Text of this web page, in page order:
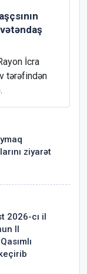
İcra
tərəfindən
ziyarət
2026-cı il
II